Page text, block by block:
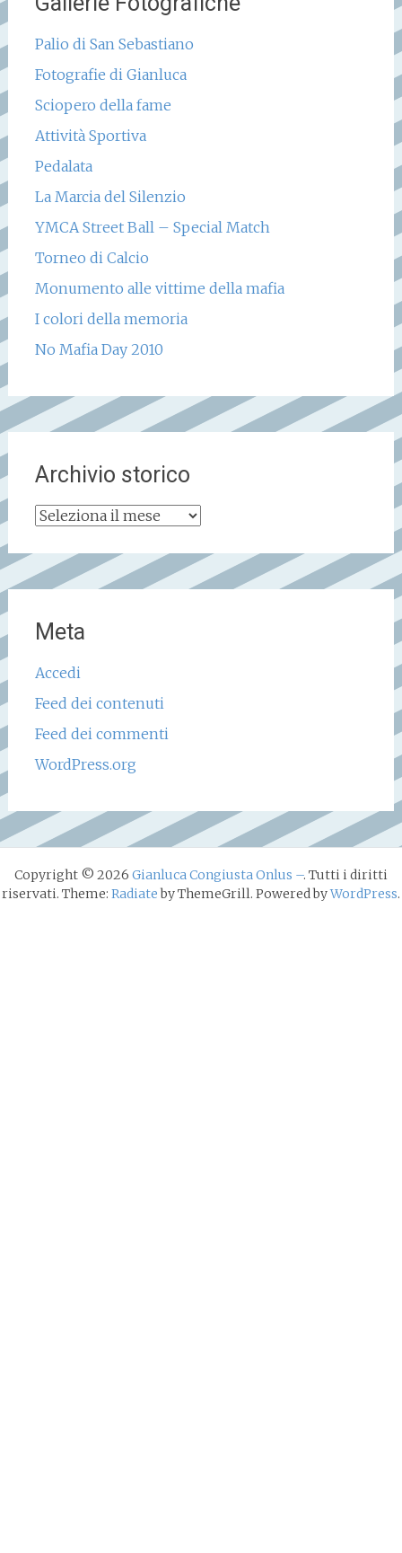
Palio di San Sebastiano
Fotografie di Gianluca
Sciopero della fame
Attività Sportiva
Pedalata
La Marcia del Silenzio
YMCA Street Ball – Special Match
Torneo di Calcio
Monumento alle vittime della mafia
I colori della memoria
No Mafia Day 2010
Archivio storico
Archivio
Meta
Accedi
Feed dei contenuti
Feed dei commenti
WordPress.org
Copyright © 2026 Gianluca Congiusta Onlus –. Tutti i diritti
riservati. Theme: Radiateby ThemeGrill. Powered byWordPress.